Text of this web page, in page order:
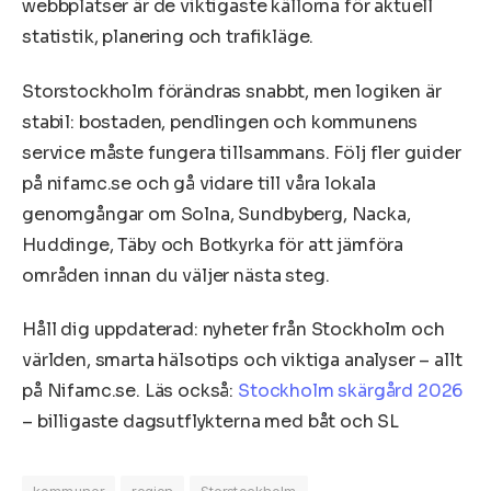
webbplatser är de viktigaste källorna för aktuell
statistik, planering och trafikläge.
Storstockholm förändras snabbt, men logiken är
stabil: bostaden, pendlingen och kommunens
service måste fungera tillsammans. Följ fler guider
på nifamc.se och gå vidare till våra lokala
genomgångar om Solna, Sundbyberg, Nacka,
Huddinge, Täby och Botkyrka för att jämföra
områden innan du väljer nästa steg.
Håll dig uppdaterad: nyheter från Stockholm och
världen, smarta hälsotips och viktiga analyser – allt
på Nifamc.se. Läs också: Stockholm skärgård 2026
– billigaste dagsutflykterna med båt och SL